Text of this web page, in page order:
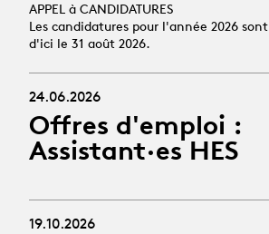
APPEL à CANDIDATURES
Les candidatures pour l'année 2026
d'ici le 31 août 2026.
24.06.2026
Offres d'emploi :
Assistant·es HES
19.10.2026